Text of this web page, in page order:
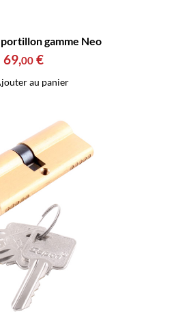
gamme Neo
69,00 €
au panier